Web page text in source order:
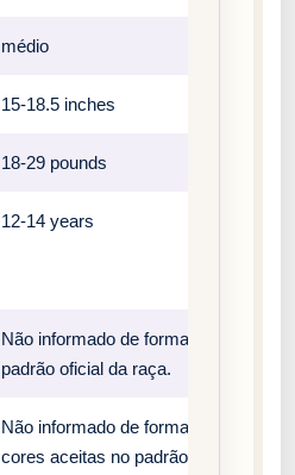
médio
15-18.5 inches
18-29 pounds
12-14 years
Não informado de forma estruturada
padrão oficial da raça.
Não informado de forma estruturada
cores aceitas no padrão oficial da